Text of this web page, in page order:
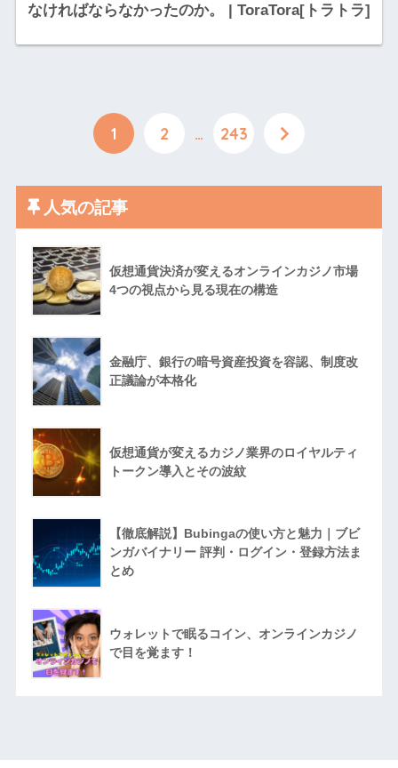
なければならなかったのか。 | ToraTora[トラトラ]
1 2 … 243
人気の記事
仮想通貨決済が変えるオンラインカジノ市場
4つの視点から見る現在の構造
金融庁、銀行の暗号資産投資を容認、制度改
正議論が本格化
仮想通貨が変えるカジノ業界のロイヤルティ
トークン導入とその波紋
【徹底解説】Bubingaの使い方と魅力｜ブビ
ンガバイナリー 評判・ログイン・登録方法ま
とめ
ウォレットで眠るコイン、オンラインカジノ
で目を覚ます！